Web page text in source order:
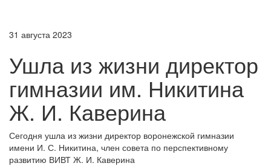
31 августа 2023
Ушла из жизни директор
гимназии им. Никитина
Ж. И. Каверина
Сегодня ушла из жизни директор воронежской гимназии
имени И. С. Никитина, член совета по перспективному
развитию ВИВТ Ж. И. Каверина